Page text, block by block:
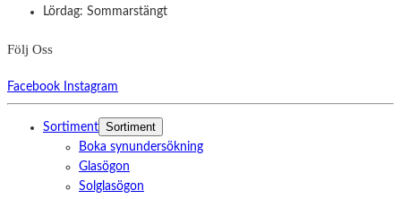
Lördag: Sommarstängt
Följ Oss
Facebook Instagram
Sortiment Sortiment
Boka synundersökning
Glasögon
Solglasögon